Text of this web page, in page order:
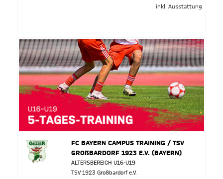
inkl. Ausstattung
FC BAYERN CAMPUS TRAINING / TSV
GROßBARDORF 1923 E.V. (BAYERN)
ALTERSBEREICH U16-U19
TSV 1923 Großbardorf e.V.